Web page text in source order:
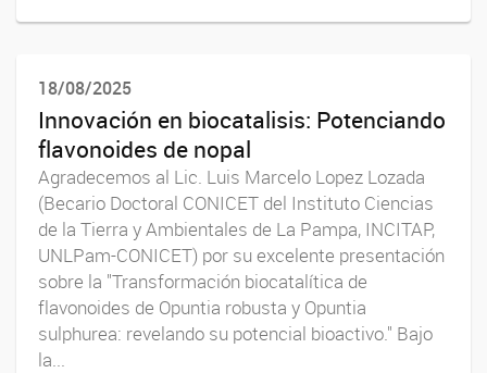
18/08/2025
Innovación en biocatalisis: Potenciando
flavonoides de nopal
Agradecemos al Lic. Luis Marcelo Lopez Lozada
(Becario Doctoral CONICET del Instituto Ciencias
de la Tierra y Ambientales de La Pampa, INCITAP,
UNLPam-CONICET) por su excelente presentación
sobre la "Transformación biocatalítica de
flavonoides de Opuntia robusta y Opuntia
sulphurea: revelando su potencial bioactivo." Bajo
la...